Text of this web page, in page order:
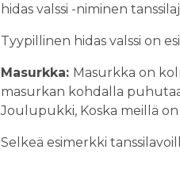
hidas valssi -niminen
Tyypillinen hidas valssi on
Masurkka: Masurkka on
masurkan kohdalla
Joulupukki, Koska meillä
Selkeä esimerkki